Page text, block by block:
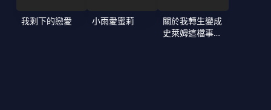
我剩下的戀愛 小雨愛蜜莉
關於我轉生變成
史萊姆這檔事